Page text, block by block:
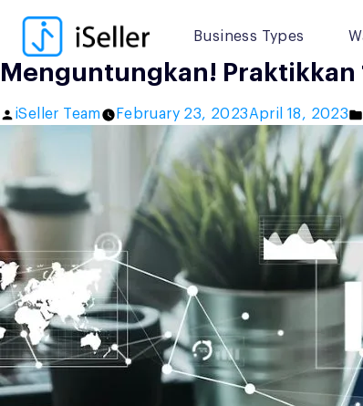
Business Types
content
Menguntungkan! Praktikkan
Posted
iSeller Team February 23, 2023April 18, 2023